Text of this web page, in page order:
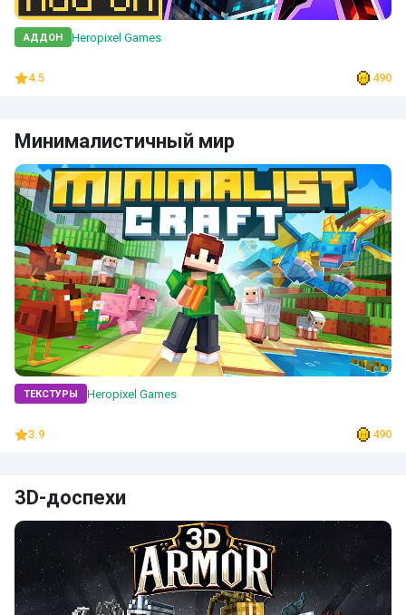
АДДОН Heropixel Games
4.5 490
Минималистичный мир
ТЕКСТУРЫ Heropixel Games
3.9 490
3D-доспехи